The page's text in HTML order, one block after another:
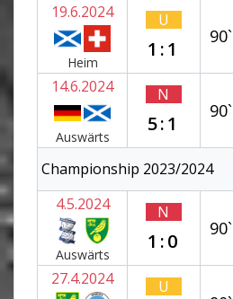
19.6.2024
Heim
U
1:1
90`
14.6.2024
Auswärts
N
5:1
90`
Championship 2023/2024
4.5.2024
Auswärts
N
1:0
90`
27.4.2024 U